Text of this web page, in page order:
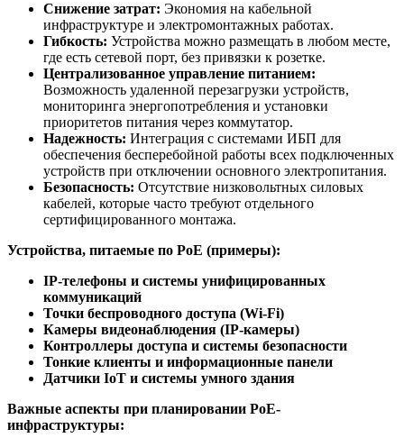
Снижение затрат: Экономия на кабельной
инфраструктуре и электромонтажных работах.
Гибкость: Устройства можно размещать в любом месте,
где есть сетевой порт, без привязки к розетке.
Централизованное управление питанием:
Возможность удаленной перезагрузки устройств,
мониторинга энергопотребления и установки
приоритетов питания через коммутатор.
Надежность: Интеграция с системами ИБП для
обеспечения бесперебойной работы всех подключенных
устройств при отключении основного электропитания.
Безопасность: Отсутствие низковольтных силовых
кабелей, которые часто требуют отдельного
сертифицированного монтажа.
Устройства, питаемые по PoE (примеры):
IP-телефоны и системы унифицированных
коммуникаций
Точки беспроводного доступа (Wi-Fi)
Камеры видеонаблюдения (IP-камеры)
Контроллеры доступа и системы безопасности
Тонкие клиенты и информационные панели
Датчики IoT и системы умного здания
Важные аспекты при планировании PoE-
инфраструктуры: